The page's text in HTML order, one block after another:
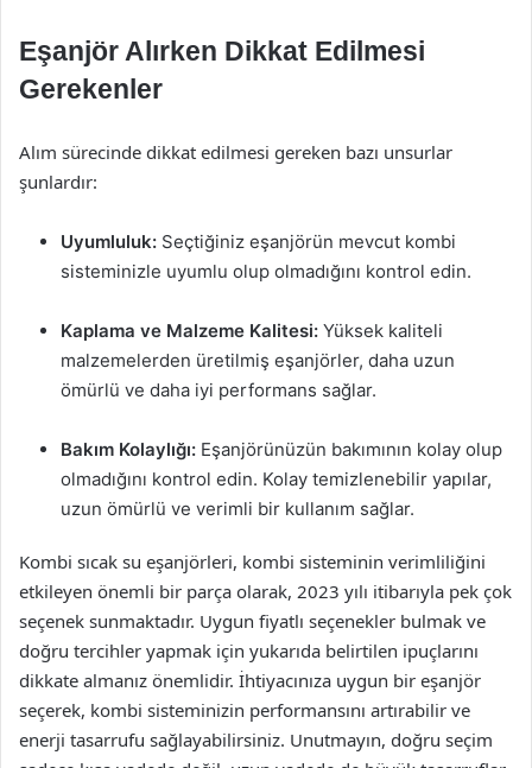
Eşanjör Alırken Dikkat Edilmesi
Gerekenler
Alım sürecinde dikkat edilmesi gereken bazı unsurlar
şunlardır:
Uyumluluk: Seçtiğiniz eşanjörün mevcut kombi
sisteminizle uyumlu olup olmadığını kontrol edin.
Kaplama ve Malzeme Kalitesi: Yüksek kaliteli
malzemelerden üretilmiş eşanjörler, daha uzun
ömürlü ve daha iyi performans sağlar.
Bakım Kolaylığı: Eşanjörünüzün bakımının kolay olup
olmadığını kontrol edin. Kolay temizlenebilir yapılar,
uzun ömürlü ve verimli bir kullanım sağlar.
Kombi sıcak su eşanjörleri, kombi sisteminin verimliliğini
etkileyen önemli bir parça olarak, 2023 yılı itibarıyla pek çok
seçenek sunmaktadır. Uygun fiyatlı seçenekler bulmak ve
doğru tercihler yapmak için yukarıda belirtilen ipuçlarını
dikkate almanız önemlidir. İhtiyacınıza uygun bir eşanjör
seçerek, kombi sisteminizin performansını artırabilir ve
enerji tasarrufu sağlayabilirsiniz. Unutmayın, doğru seçim